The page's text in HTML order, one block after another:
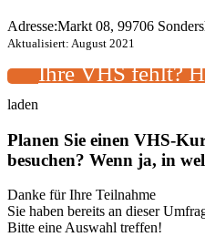
Adresse:Markt 08, 99706
Aktualisiert: August 2021
Ihre VHS fehlt?
laden
Planen Sie einen VHS-
besuchen? Wenn ja, in
Danke für Ihre Teilnahme
Sie haben bereits an dieser
Bitte eine Auswahl treffen!